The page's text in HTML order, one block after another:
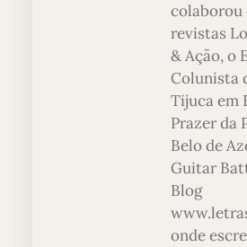
colaborou
revistas
& Ação, o
Colunista
Tijuca em
Prazer da
Belo de
Guitar
Blog
onde